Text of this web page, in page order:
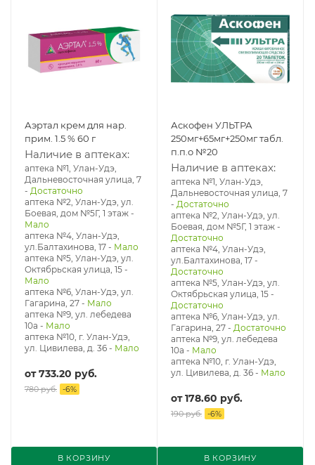
Аэртал крем для нар.
прим. 1.5 % 60 г
Наличие в аптеках:
аптека №1, Улан-Удэ,
Дальневосточная улица, 7
- Достаточно
аптека №2, Улан-Удэ, ул.
Боевая, дом №5Г, 1 этаж -
Мало
аптека №4, Улан-Удэ,
ул.Балтахинова, 17 - Мало
аптека №5, Улан-Удэ, ул. ​
Октябрьская улица, 15 -
Мало
аптека №6, Улан-Удэ, ул.
Гагарина, 27 - Мало
аптека №9, ул. лебедева
10а - Мало
аптека №10, г. Улан-Удэ,
ул. Цивилева, д. 36 - Мало
от733.20 руб.
780 руб. -6%
В КОРЗИНУ
Аскофен УЛЬТРА
250мг+65мг+250мг табл.
п.п.о №20
Наличие в аптеках:
аптека №1, Улан-Удэ,
Дальневосточная улица, 7
- Достаточно
аптека №2, Улан-Удэ, ул.
Боевая, дом №5Г, 1 этаж -
Достаточно
аптека №4, Улан-Удэ,
ул.Балтахинова, 17 -
Достаточно
аптека №5, Улан-Удэ, ул. ​
Октябрьская улица, 15 -
Достаточно
аптека №6, Улан-Удэ, ул.
Гагарина, 27 - Достаточно
аптека №9, ул. лебедева
10а - Мало
аптека №10, г. Улан-Удэ,
ул. Цивилева, д. 36 - Мало
от178.60 руб.
190 руб. -6%
В КОРЗИНУ